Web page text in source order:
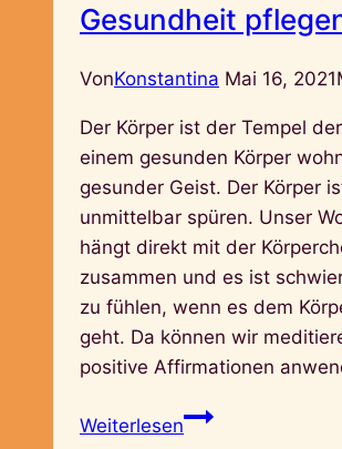
Gesundheit
VonKonstantina Mai 16, 2021
Der Körper ist der Tempel
einem gesunden Körper
gesunder Geist. Der Körper
unmittelbar spüren. Unser
hängt direkt mit der
zusammen und es ist
zu fühlen, wenn es dem
geht. Da können wir
positive Affirmationen
WeiterlesenGesundheit